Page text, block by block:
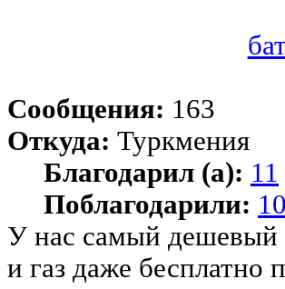
Сообщения: 163
Откуда: Туркмения
Благодарил (а): 11
Поблагодарили: 10
У нас самый дешевый
и газ даже бесплатно